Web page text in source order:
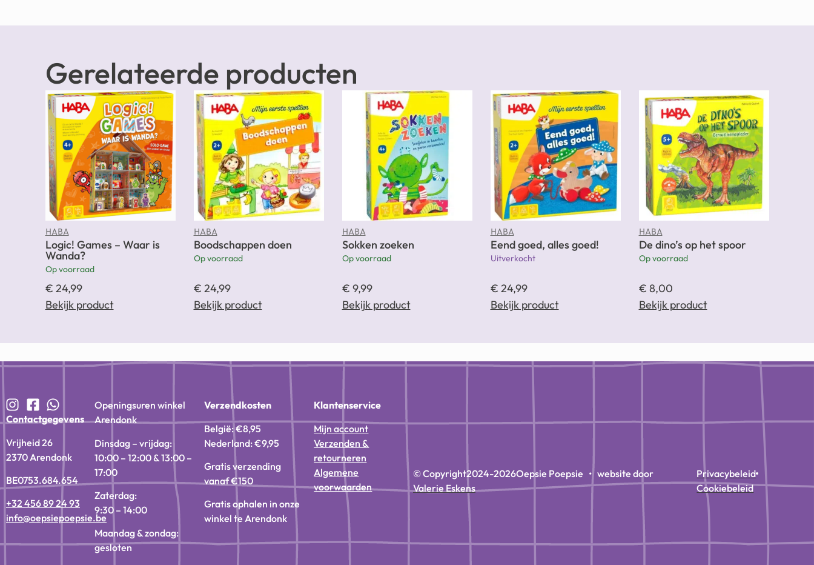
Gerelateerde producten
HABA
Logic! Games – Waar is
Wanda?
Op voorraad
€ 24,99
Bekijk product
HABA
Boodschappen doen
Op voorraad
€ 24,99
Bekijk product
HABA
Sokken zoeken
Op voorraad
€ 9,99
Bekijk product
HABA
Eend goed, alles goed!
Uitverkocht
€ 24,99
Bekijk product
HABA
De dino’s op het spoor
Op voorraad
€ 8,00
Bekijk product
Contactgegevens
Vrijheid 26
2370 Arendonk
BE0753.684.654
+32 456 89 24 93
info@oepsiepoepsie.be
Openingsuren winkel
Arendonk
Dinsdag – vrijdag:
10:00 – 12:00 & 13:00 –
17:00
Zaterdag:
9:30 – 14:00
Maandag & zondag:
gesloten
Verzendkosten
België: €8,95
Nederland: €9,95
Gratis verzending
vanaf €150
Gratis ophalen in onze
winkel te Arendonk
Klantenservice
Mijn account
Verzenden &
retourneren
Algemene
voorwaarden
© Copyright2024-2026Oepsie Poepsie • website door
Valerie Eskens
Privacybeleid
Cookiebeleid